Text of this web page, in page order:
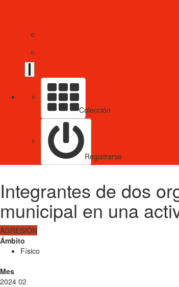
Colección
Registrarse
Integrantes de dos
municipal en una
AGRESIÓN
Ámbito
Físico
Mes
2024 02